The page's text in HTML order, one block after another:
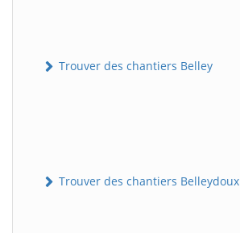
Trouver des chantiers Belley
Trouver des chantiers Belleydoux